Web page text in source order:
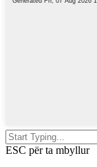
ESC për ta mbyllur